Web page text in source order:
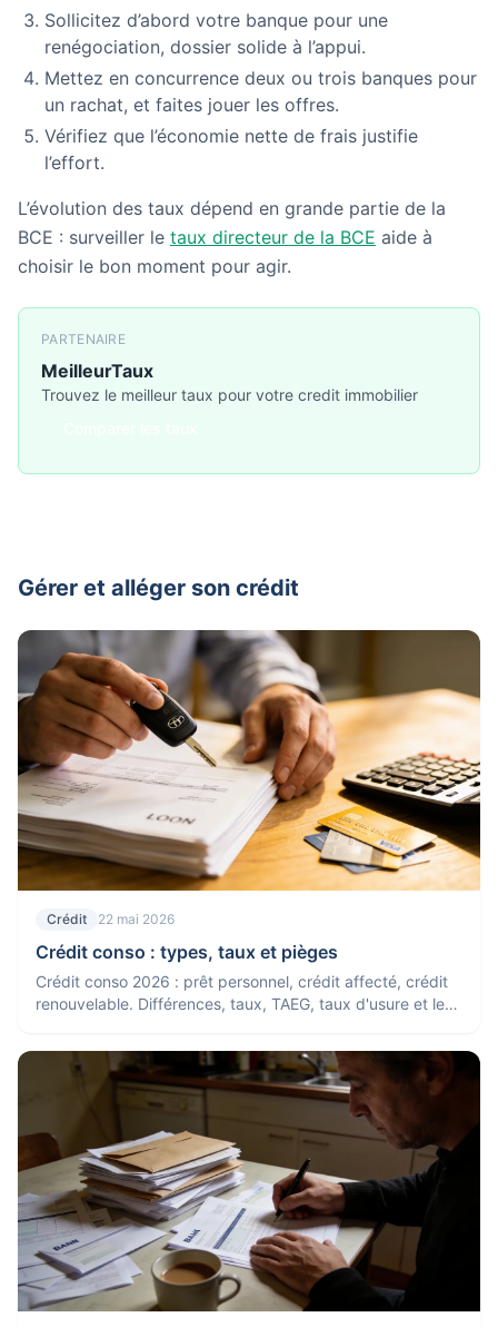
Sollicitez d’abord votre banque pour une
renégociation, dossier solide à l’appui.
Mettez en concurrence deux ou trois banques pour
un rachat, et faites jouer les offres.
Vérifiez que l’économie nette de frais justifie
l’effort.
L’évolution des taux dépend en grande partie de la
BCE : surveiller le taux directeur de la BCE aide à
choisir le bon moment pour agir.
PARTENAIRE
MeilleurTaux
Trouvez le meilleur taux pour votre credit immobilier
Gérer et alléger son crédit
Crédit 22 mai 2026
Crédit conso : types, taux et pièges
Crédit conso 2026 : prêt personnel, crédit affecté, crédit
renouvelable. Différences, taux, TAEG, taux d'usure et les